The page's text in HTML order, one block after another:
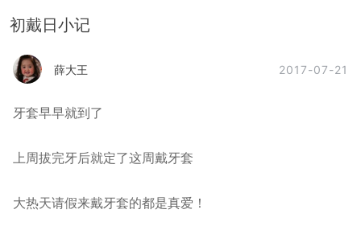
初戴日小记
薛大王 2017-07-21
牙套早早就到了
上周拔完牙后就定了这周戴牙套
大热天请假来戴牙套的都是真爱！